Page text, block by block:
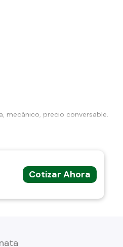
mecánico, precio conversable.
Cotizar Ahora